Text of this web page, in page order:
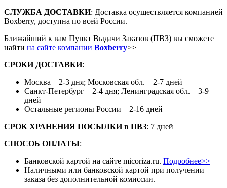
СЛУЖБА ДОСТАВКИ: Доставка осуществляется компанией
Boxberry, доступна по всей России.
Ближайший к вам Пункт Выдачи Заказов (ПВЗ) вы сможете
найти на сайте компании Boxberry>>
СРОКИ ДОСТАВКИ:
Москва – 2-3 дня; Московская обл. – 2-7 дней
Санкт-Петербург – 2-4 дня; Ленинградская обл. – 3-9
дней
Остальные регионы России – 2-16 дней
СРОК ХРАНЕНИЯ ПОСЫЛКИ в ПВЗ: 7 дней
СПОСОБ ОПЛАТЫ:
Банковской картой на сайте micoriza.ru. Подробнее>>
Наличными или банковской картой при получении
заказа без дополнительной комиссии.